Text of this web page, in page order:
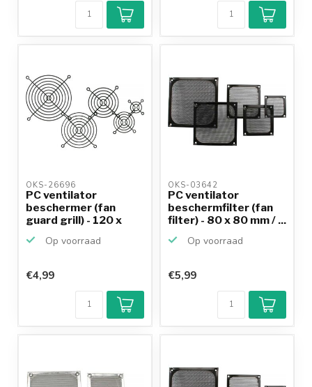
OKS-26696
PC ventilator
beschermer (fan
guard grill) - 120 x
Op voorraad
€4,99
OKS-03642
PC ventilator
beschermfilter (fan
filter) - 80 x 80 mm / ...
Op voorraad
€5,99